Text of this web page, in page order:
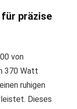
präzise
von
370 Watt
ruhigen
Dieses